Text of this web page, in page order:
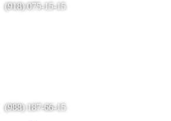
(918) 075-15-15
(988) 187-66-15